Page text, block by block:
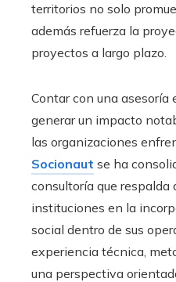
territorios no solo
además refuerza la
proyectos a largo plazo.
Contar con una asesoría
generar un impacto
las organizaciones
Socionaut se ha
consultoría que respalda
instituciones en la
social dentro de sus
experiencia técnica,
una perspectiva